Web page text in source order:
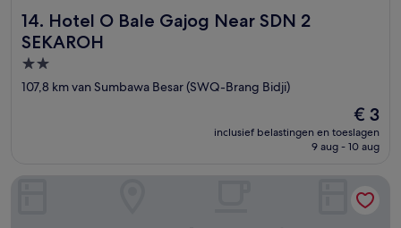
14. Hotel O Bale Gajog Near SDN 2
SEKAROH
Hotel O Bale Gajog Near SDN 2 SEKAROH
2.0-
sterrenaccommodatie
107,8 km van Sumbawa Besar (SWQ-Brang Bidji)
De
prijs
is
€ 3
inclusief belastingen en toeslagen
9 aug - 10 aug